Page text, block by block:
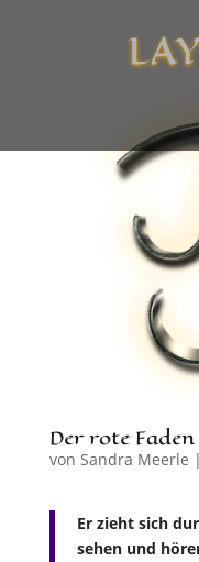
Der rote Faden
von Sandra Meerle |
Er zieht sich
sehen und